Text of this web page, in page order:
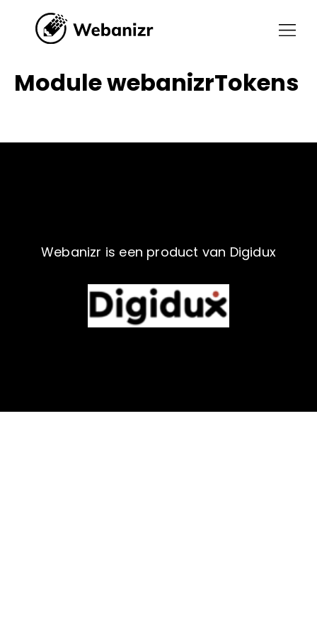
Module webanizrTokens
Webanizr is een product van Digidux